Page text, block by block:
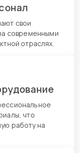
свои
современными
отраслях.
что
работу на